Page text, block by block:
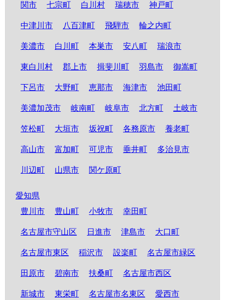
関市
七宗町 白川村 瑞穂市 神戸町
中津川市 八百津町 飛騨市 輪之内町
美濃市 白川町 本巣市 安八町 瑞浪市
東白川村 郡上市 揖斐川町 羽島市 御嵩町
下呂市 大野町 恵那市 海津市 池田町
美濃加茂市 岐南町 岐阜市 北方町 土岐市
笠松町 大垣市 坂祝町 各務原市 養老町
高山市 富加町 可児市 垂井町 多治見市
川辺町 山県市 関ケ原町
愛知県
豊川市
豊山町 小牧市 幸田町
名古屋市守山区 日進市 津島市 大口町
名古屋市東区 稲沢市 設楽町 名古屋市緑区
田原市 碧南市 扶桑町 名古屋市西区
新城市 東栄町 名古屋市名東区 愛西市